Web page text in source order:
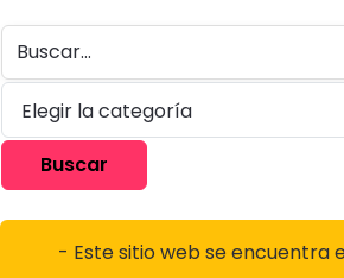
- Este sitio web se encuentra